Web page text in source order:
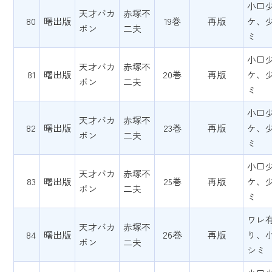
80 曙出版
天才バカ
ボン
赤塚不
二夫
19巻 再版
小口
ケ、
ミ
81 曙出版
天才バカ
ボン
赤塚不
二夫
20巻 再版
小口
ケ、
ミ
82 曙出版
天才バカ
ボン
赤塚不
二夫
23巻 再版
小口
ケ、
ミ
83 曙出版
天才バカ
ボン
赤塚不
二夫
25巻 再版
小口
ケ、
ミ
84 曙出版
天才バカ
ボン
赤塚不
二夫
26巻 再版
ワレ
り、
シミ